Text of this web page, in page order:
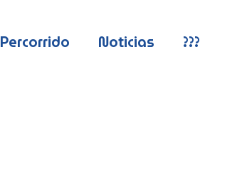
Percorrido Noticias ???